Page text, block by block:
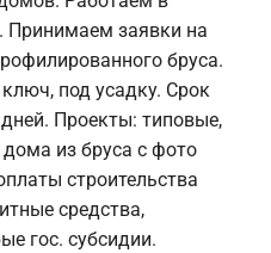
Принимаем заявки на
бруса.
под усадку. Срок
Проекты: типовые,
из бруса с фото
строительства
средства,
гос. субсидии.